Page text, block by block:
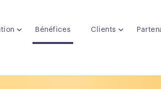
Bénéfices Clients